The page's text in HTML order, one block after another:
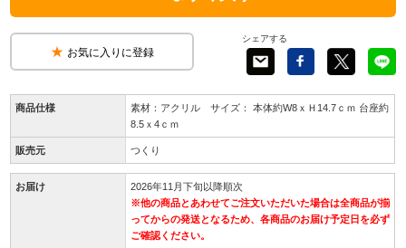
お気に入りに登録
シェアする
商品仕様
素材：アクリル サイズ： 本体約W8ｘＨ14.7ｃｍ 台座約
8.5ｘ4ｃｍ
販売元 つくり
お届け
2026年11月下旬以降順次
※他の商品とあわせてご注文いただいた場合は全商品が揃
ってからの発送となるため、各商品のお届け予定日を必ず
ご確認ください。